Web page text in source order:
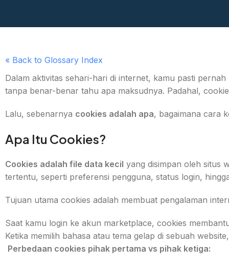
« Back to Glossary Index
Dalam aktivitas sehari-hari di internet, kamu pasti
tanpa benar-benar tahu apa maksudnya. Padahal,
Lalu, sebenarnya cookies adalah apa, bagaimana cara
Apa Itu Cookies?
Cookies adalah file data kecil yang disimpan oleh situs
tertentu, seperti preferensi pengguna, status login,
Tujuan utama cookies adalah membuat pengalaman
Saat kamu login ke akun marketplace, cookies
Ketika memilih bahasa atau tema gelap di sebuah
Perbedaan cookies pihak pertama vs pihak ketiga: